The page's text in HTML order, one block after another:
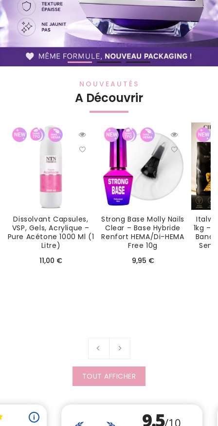
NOUVEAUTÉS
A Découvrir
Dissolvant Capsules,
VSP, Gels, Acrylique –
Pure Acétone 1000 Ml (1
Litre)
Prix
11,00 €
Strong Base Molly Nails
Clear – Base Hybride
Renfort HEMA/Di-HEMA
Free 10g
Prix
9,95 €
1kg –
TOUT AFFICHER